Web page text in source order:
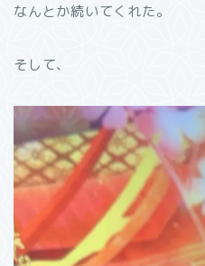
なんとか続いてくれた。
そして、